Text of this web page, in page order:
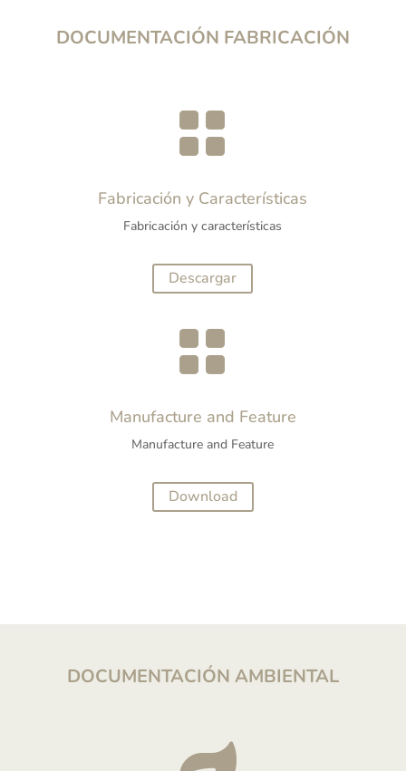
DOCUMENTACIÓN FABRICACIÓN

Fabricación y Características
Fabricación y características
Descargar

Manufacture and Feature
Manufacture and Feature
Download
DOCUMENTACIÓN AMBIENTAL